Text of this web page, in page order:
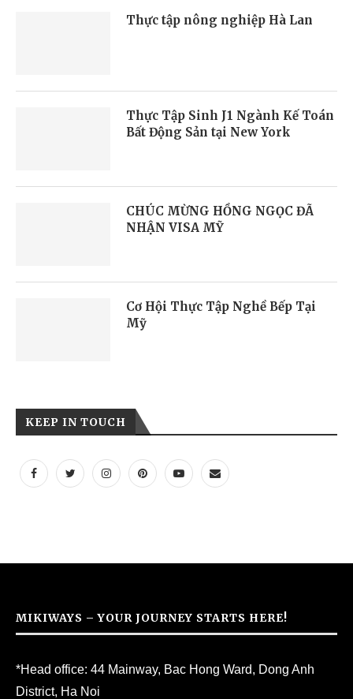
Thực tập nông nghiệp Hà Lan
Thực Tập Sinh J1 Ngành Kế Toán
Bất Động Sản tại New York
CHÚC MỪNG HỒNG NGỌC ĐÃ
NHẬN VISA MỸ
Cơ Hội Thực Tập Nghề Bếp Tại
Mỹ
KEEP IN TOUCH
MIKIWAYS – YOUR JOURNEY STARTS HERE!
*Head office: 44 Mainway, Bac Hong Ward, Dong Anh
District, Ha Noi